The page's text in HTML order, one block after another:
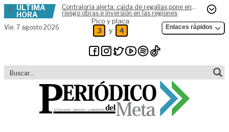
Skip to content
ÚLTIMA
HORA
Contraloría alerta: caída de regalías pone en
riesgo obras e inversión en las regiones
Vie, 7 agosto 2026
Pico y placa
3 y 4 Enlaces rápidos